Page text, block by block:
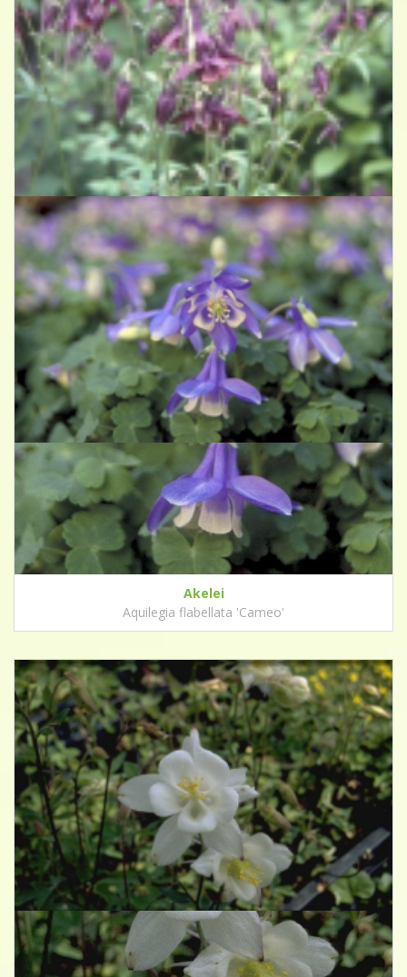
Akelei
Aquilegia viridiflora 'Chocolate Soldier'
Akelei
Aquilegia flabellata 'Cameo'